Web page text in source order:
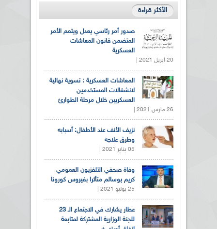
الأكثر قراءة
صدور أمر رئاسي يعدل ويتمم الأمر
المتضمن قانون المعاشات
العسكرية
20 أبريل 2021 |
المعاشات العسكرية : تسوية نهائية
لانشغالات المستخدمين
العسكريين خلال مرحلة الطوارئ
26 مارس 2021 |
نزيف الأنف عند الأطفال: أسبابه
وطرق علاجه
05 يناير 2021 |
وفاة صحفي التلفزيون العمومي
كريم بوسالم متأثرا بفيروس كورونا
25 يوليو 2021 |
عطار يشارك في الاجتماع الـ 23
للجنة الوزارية المشتركة لمتابعة